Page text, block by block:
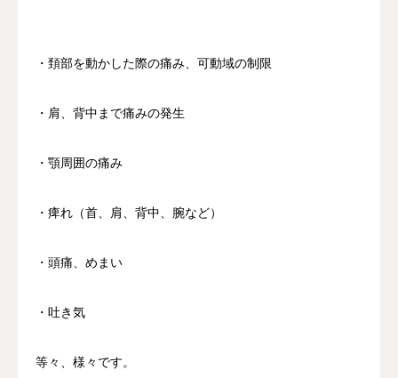
・頚部を動かした際の痛み、可動域の制限
・肩、背中まで痛みの発生
・顎周囲の痛み
・痺れ（首、肩、背中、腕など）
・頭痛、めまい
・吐き気
等々、様々です。